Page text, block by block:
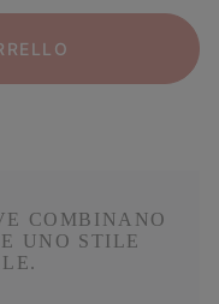
COMBINANO
UNO STILE